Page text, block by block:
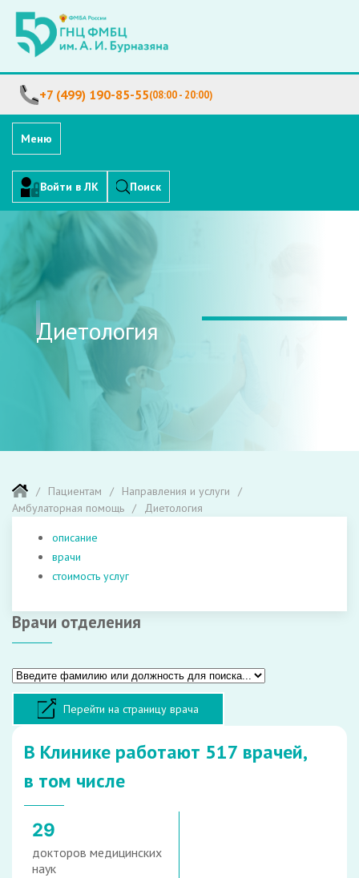
+7 (499) 190-85-55(08:00 - 20:00)
Меню
Войти в ЛК Поиск
Диетология
Пациентам
Направления и услуги
Амбулаторная помощь
Диетология
описание
врачи
стоимость услуг
Врачи отделения
Перейти на страницу врача
В Клинике работают 517 врачей,
в том числе
29
докторов медицинских
наук